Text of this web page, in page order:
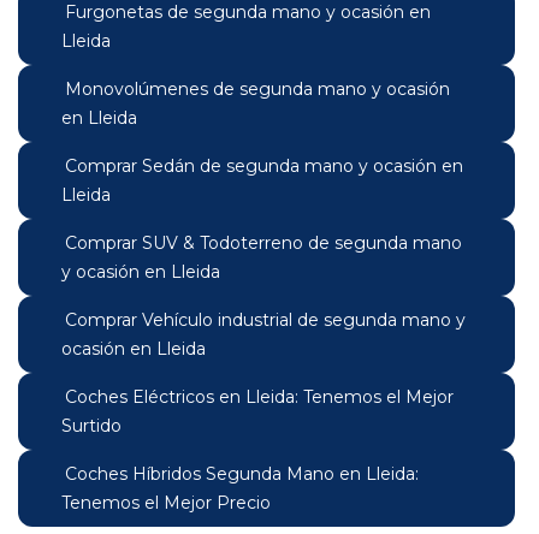
Furgonetas de segunda mano y ocasión en
Lleida
Monovolúmenes de segunda mano y ocasión
en Lleida
Comprar Sedán de segunda mano y ocasión en
Lleida
Comprar SUV & Todoterreno de segunda mano
y ocasión en Lleida
Comprar Vehículo industrial de segunda mano y
ocasión en Lleida
Coches Eléctricos en Lleida: Tenemos el Mejor
Surtido
Coches Híbridos Segunda Mano en Lleida:
Tenemos el Mejor Precio